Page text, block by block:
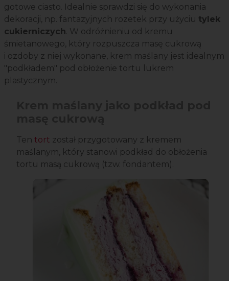
gotowe ciasto. Idealnie sprawdzi się do wykonania
dekoracji, np. fantazyjnych rozetek przy użyciu tylek
cukierniczych. W odróżnieniu od kremu
śmietanowego, który rozpuszcza masę cukrową
i ozdoby z niej wykonane, krem maślany jest idealnym
"podkładem" pod obłożenie tortu lukrem
plastycznym.
Ten tort został przygotowany z kremem
maślanym, który stanowi podkład do obłożenia
tortu masą cukrową (tzw. fondantem).